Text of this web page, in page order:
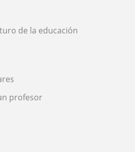
de la educación
profesor